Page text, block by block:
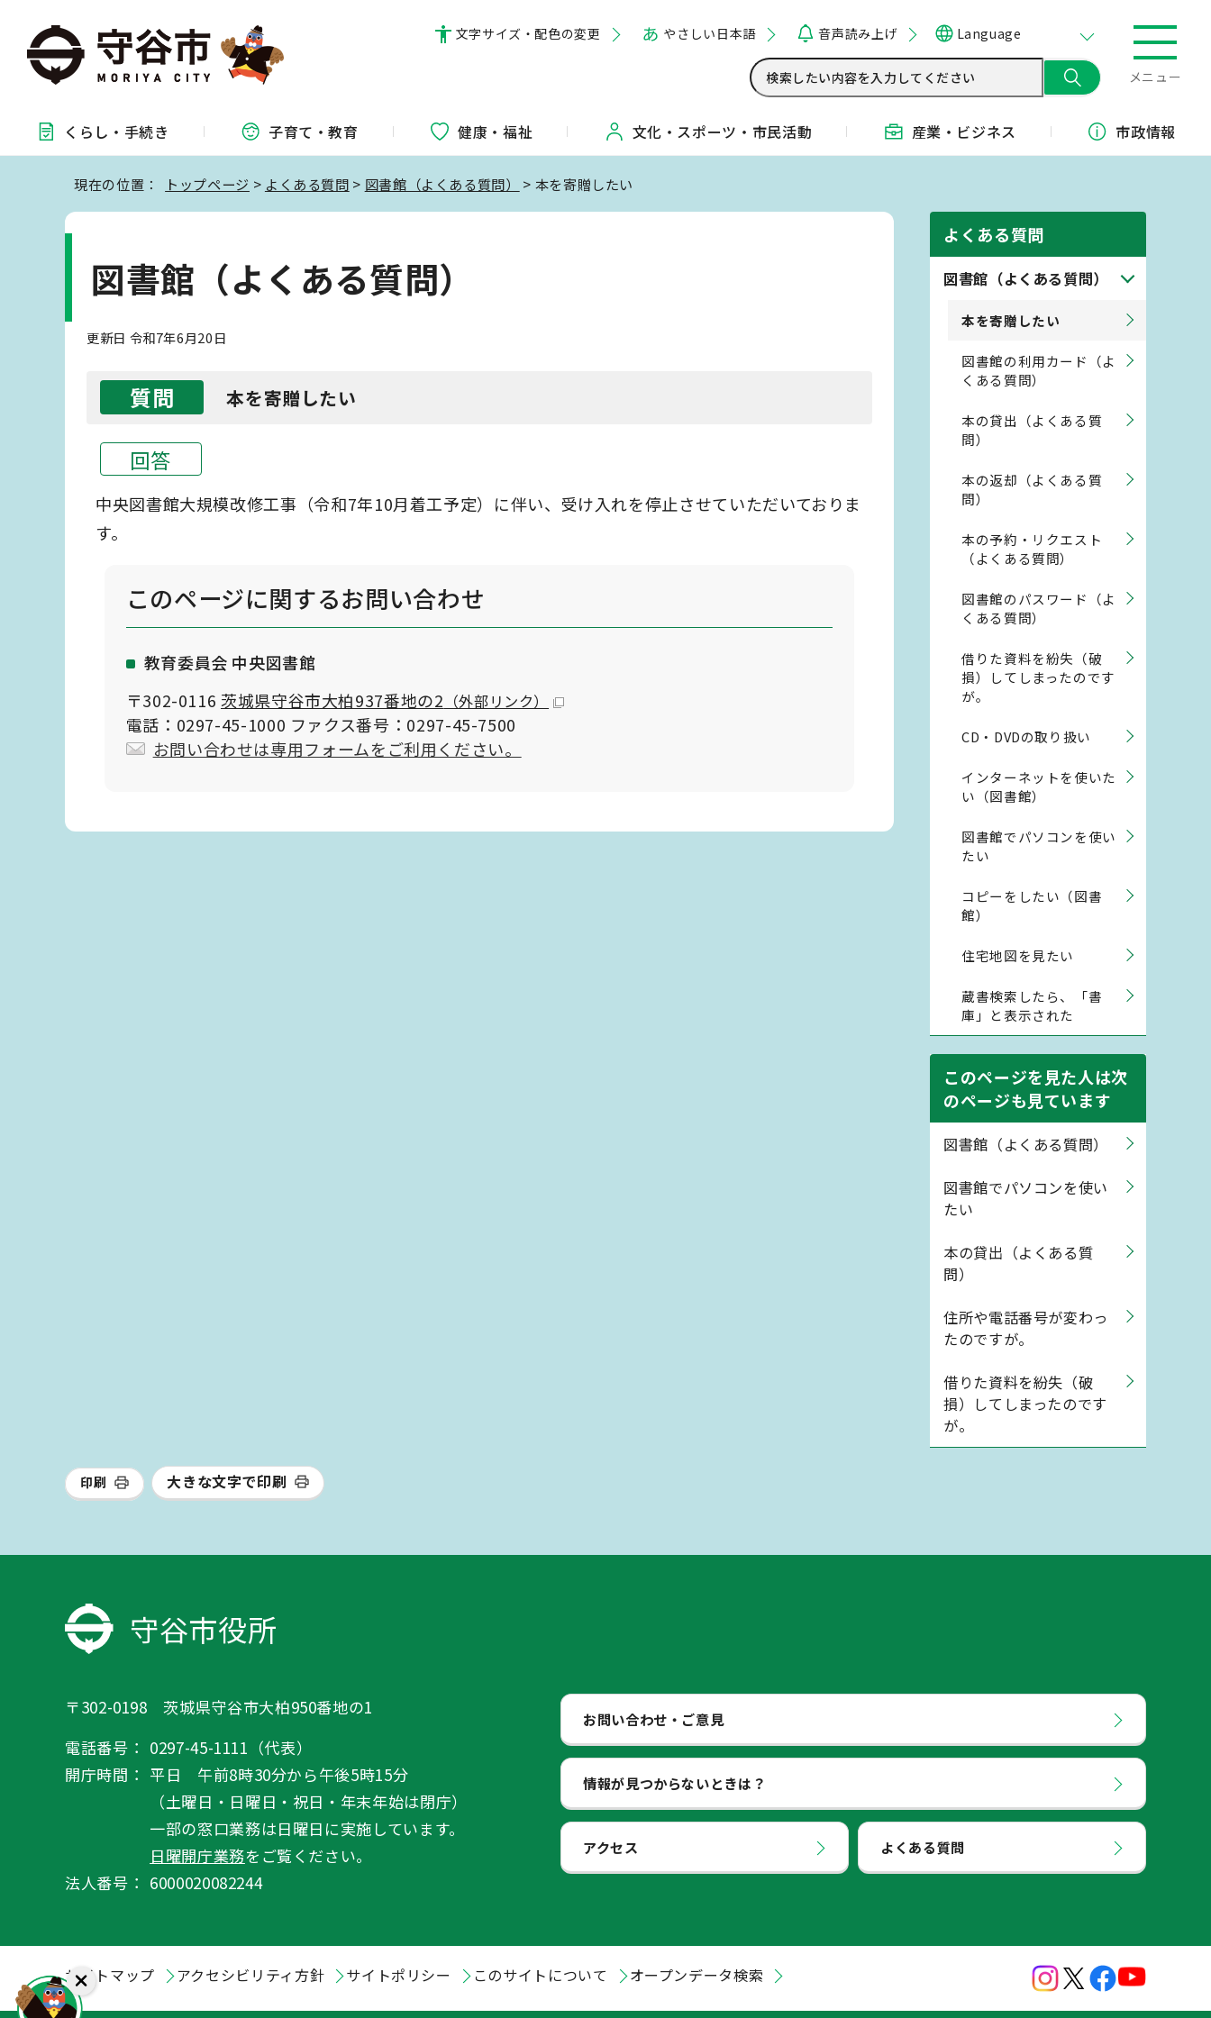
文字サイズ・配色の変更 やさしい日本語 音声読み上げ Language
メニュー
くらし・ 手続き 子育て・教育 健康・福祉 文化・ スポーツ・ 市民活動 産業・ ビジネス 市政情報
現在の位置： トップページ > よくある質問 > 図書館（よくある質問） > 本を寄贈したい
図書館（よくある質問）
更新日 令和7年6月20日
質問 本を寄贈したい
回答
中央図書館大規模改修工事（令和7年10月着工予定）に伴い、受け入れを停止させていただいておりま
す。
このページに関するお問い合わせ
教育委員会 中央図書館
〒302-0116 茨城県守谷市大柏937番地の2 （外部リンク）
電話：0297-45-1000 ファクス番号：0297-45-7500
お問い合わせは専用フォームをご利用ください。
よくある質問
図書館（よくある質問）
本を寄贈したい
図書館の利用カード（よ
くある質問）
本の貸出（よくある質
問）
本の返却（よくある質
問）
本の予約・リクエスト
（よくある質問）
図書館のパスワード（よ
くある質問）
借りた資料を紛失（破
損）してしまったのです
が。
CD・DVDの取り扱い
インターネットを使いた
い（図書館）
図書館でパソコンを使い
たい
コピーをしたい（図書
館）
住宅地図を見たい
蔵書検索したら、「書
庫」と表示された
このページを見た人は次
のページも見ています
図書館（よくある質問）
図書館でパソコンを使い
たい
本の貸出（よくある質
問）
住所や電話番号が変わっ
たのですが。
借りた資料を紛失（破
損）してしまったのです
が。
印刷 大きな文字で印刷
守谷市役所
〒302-0198 茨城県守谷市大柏950番地の1
電話番号： 0297-45-1111（代表）
開庁時間： 平日 午前8時30分から午後5時15分
（土曜日・日曜日・祝日・年末年始は閉庁）
一部の窓口業務は日曜日に実施しています。
日曜開庁業務をご覧ください。
法人番号： 6000020082244
お問い合わせ・ご意見
情報が見つからないときは？
アクセス よくある質問
サイトマップ アクセシビリティ方針 サイトポリシー このサイトについて オープンデータ検索